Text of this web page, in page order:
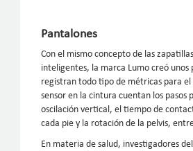
Pantalones
Con el mismo concepto de las
inteligentes, la marca Lumo creó unos
registran todo tipo de métricas para el
sensor en la cintura cuentan los pasos
oscilación vertical, el tiempo de
cada pie y la rotación de la pelvis,
En materia de salud, investigadores